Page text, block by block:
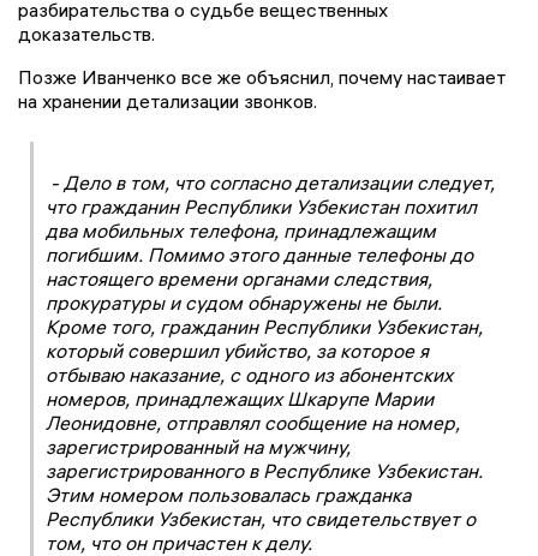
разбирательства о судьбе вещественных
доказательств.
Позже Иванченко все же объяснил, почему настаивает
на хранении детализации звонков.
- Дело в том, что согласно детализации следует,
что гражданин Республики Узбекистан похитил
два мобильных телефона, принадлежащим
погибшим. Помимо этого данные телефоны до
настоящего времени органами следствия,
прокуратуры и судом обнаружены не были.
Кроме того, гражданин Республики Узбекистан,
который совершил убийство, за которое я
отбываю наказание, с одного из абонентских
номеров, принадлежащих Шкарупе Марии
Леонидовне, отправлял сообщение на номер,
зарегистрированный на мужчину,
зарегистрированного в Республике Узбекистан.
Этим номером пользовалась гражданка
Республики Узбекистан, что свидетельствует о
том, что он причастен к делу.